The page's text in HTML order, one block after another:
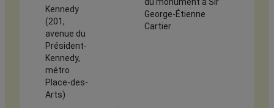
Kennedy
(201,
avenue du
Président-
Kennedy,
métro
Place-des-
Arts)
George-Étienne
Cartier